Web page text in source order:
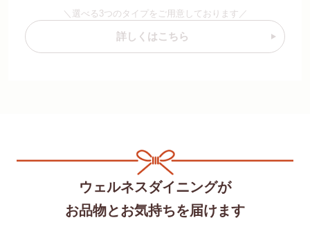
＼選べる3つのタイプをご用意しております／
詳しくはこちら
ウェルネスダイニングが
お品物とお気持ちを届けます